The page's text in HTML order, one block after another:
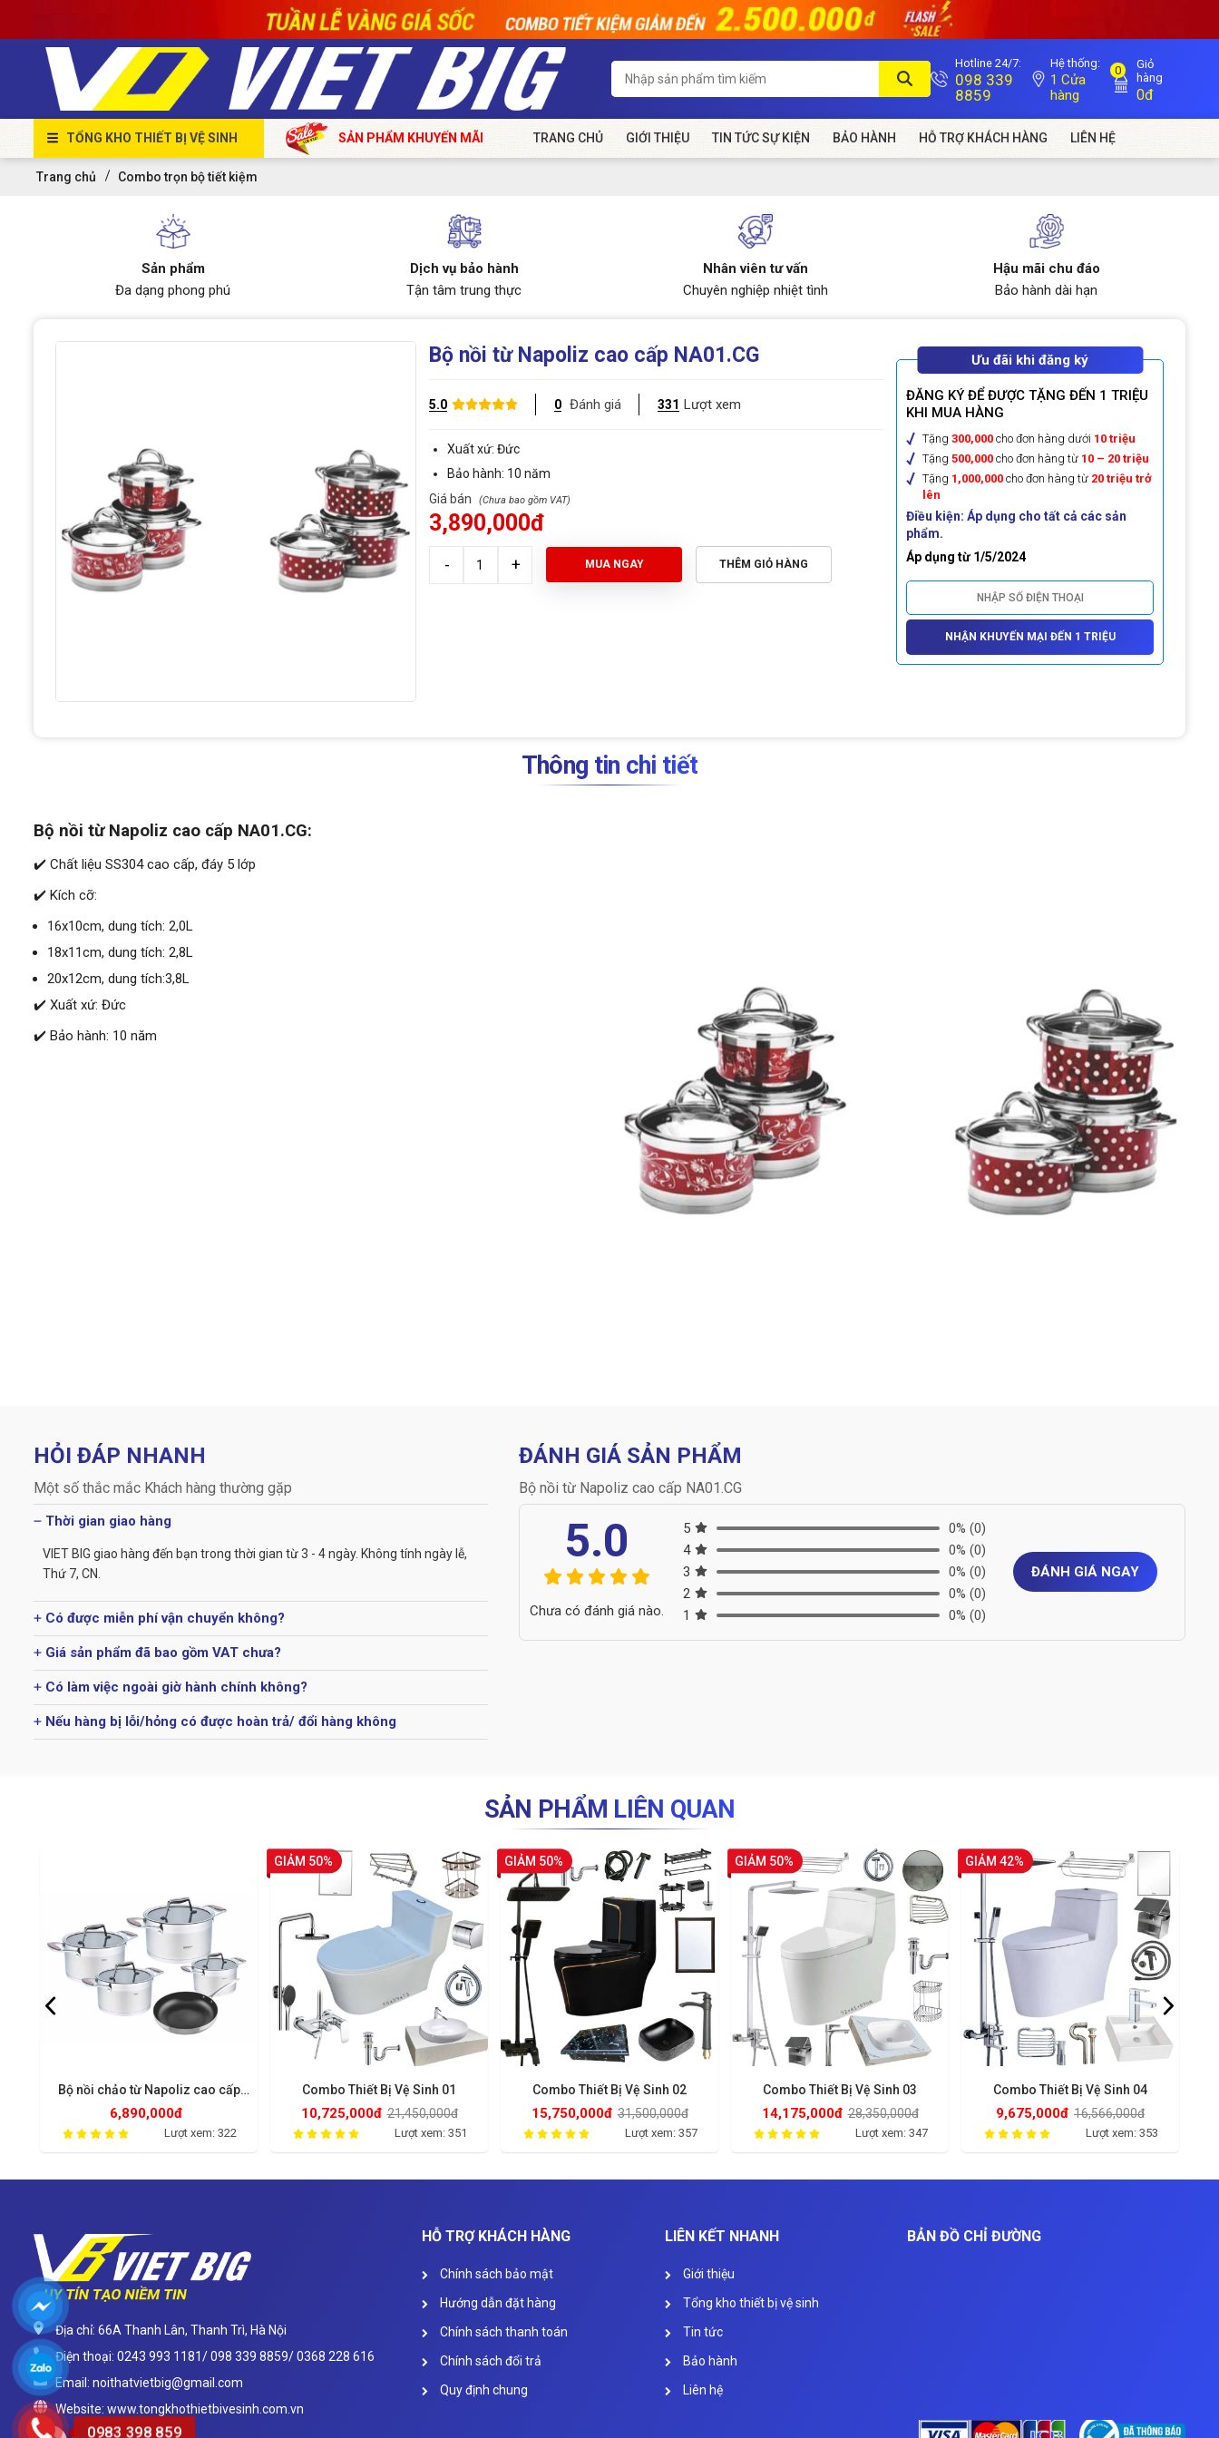
Hotline 24/7:
098 339
8859
Hệ thống:
1 Cửa
hàng
0
Giỏ
hàng
0đ
TỔNG KHO THIẾT BỊ VỆ SINH SẢN PHẨM KHUYẾN MÃI TRANG CHỦ GIỚI THIỆU TIN TỨC SỰ KIỆN BẢO HÀNH HỖ TRỢ KHÁCH HÀNG LIÊN HỆ
Trang chủ Combo trọn bộ tiết kiệm
Sản phẩm
Đa dạng phong phú
Dịch vụ bảo hành
Tận tâm trung thực
Nhân viên tư vấn
Chuyên nghiệp nhiệt tình
Hậu mãi chu đáo
Bảo hành dài hạn
Bộ nồi từ Napoliz cao cấp NA01.CG
5.0 0 Đánh giá 331 Lượt xem
Xuất xứ: Đức
Bảo hành: 10 năm
Giá bán
3,890,000đ
MUA NGAY THÊM GIỎ HÀNG
Ưu đãi khi đăng ký
ĐĂNG KÝ ĐỂ ĐƯỢC TẶNG ĐẾN 1 TRIỆU
KHI MUA HÀNG
Tặng 300,000 cho đơn hàng dưới 10 triệu
Tặng 500,000 cho đơn hàng từ 10 – 20 triệu
Tặng 1,000,000 cho đơn hàng từ 20 triệu trở
lên
Điều kiện: Áp dụng cho tất cả các sản
phẩm.
Áp dụng từ 1/5/2024
NHẬN KHUYẾN MẠI ĐẾN 1 TRIỆU
Thông tin chi tiết
Bộ nồi từ Napoliz cao cấp NA01.CG:
✔️ Chất liệu SS304 cao cấp, đáy 5 lớp
✔️ Kích cỡ:
16x10cm, dung tích: 2,0L
18x11cm, dung tích: 2,8L
20x12cm, dung tích:3,8L
✔️ Xuất xứ: Đức
✔️ Bảo hành: 10 năm
HỎI ĐÁP NHANH
Một số thắc mắc Khách hàng thường gặp
Thời gian giao hàng
VIET BIG giao hàng đến bạn trong thời gian từ 3 - 4 ngày. Không tính ngày lễ,
Thứ 7, CN.
Có được miễn phí vận chuyển không?
Giá sản phẩm đã bao gồm VAT chưa?
Có làm việc ngoài giờ hành chính không?
Nếu hàng bị lỗi/hỏng có được hoàn trả/ đổi hàng không
ĐÁNH GIÁ SẢN PHẨM
Bộ nồi từ Napoliz cao cấp NA01.CG
5.0
Chưa có đánh giá nào.
5 0% (0)
4
0% (0)
3
0% (0)
2
0% (0)
1
0% (0)
ĐÁNH GIÁ NGAY
SẢN PHẨM LIÊN QUAN
Bộ nồi chảo từ Napoliz cao cấp
NA03.CG.CHERRY
6,890,000đ
Lượt xem: 322
GIẢM 50%
Combo Thiết Bị Vệ Sinh 01
10,725,000đ 21,450,000đ
Lượt xem: 351
GIẢM 50%
Combo Thiết Bị Vệ Sinh 02
15,750,000đ 31,500,000đ
Lượt xem: 357
GIẢM 50%
Combo Thiết Bị Vệ Sinh 03
14,175,000đ 28,350,000đ
Lượt xem: 347
GIẢM 42%
Combo Thiết Bị Vệ Sinh 04
9,675,000đ 16,566,000đ
Lượt xem: 353
Địa chỉ: 66A Thanh Lân, Thanh Trì, Hà Nội
Điện thoại: 0243 993 1181/ 098 339 8859/ 0368 228 616
Email: noithatvietbig@gmail.com
Website: www.tongkhothietbivesinh.com.vn
HỖ TRỢ KHÁCH HÀNG
Chính sách bảo mật
Hướng dẫn đặt hàng
Chính sách thanh toán
Chính sách đổi trả
Quy định chung
LIÊN KẾT NHANH
Giới thiệu
Tổng kho thiết bị vệ sinh
Tin tức
Bảo hành
Liên hệ
BẢN ĐỒ CHỈ ĐƯỜNG
0983 398 859